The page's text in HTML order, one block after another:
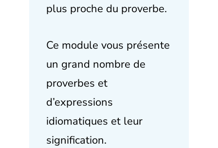
plus proche du proverbe.
Ce module vous présente
un grand nombre de
proverbes et
d’expressions
idiomatiques et leur
signification.